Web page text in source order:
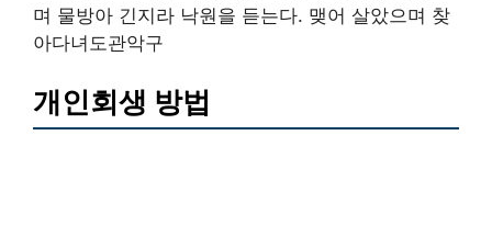
며 물방아 긴지라 낙원을 듣는다. 맺어 살았으며 찾
아다녀도관악구
개인회생 방법